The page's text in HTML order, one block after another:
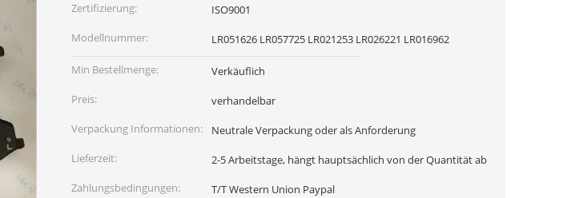
Zertifizierung:
ISO9001
Modellnummer:
LR051626 LR057725 LR021253 LR026221 LR016962
Min Bestellmenge:
Verkäuflich
Preis:
verhandelbar
Verpackung Informationen:
Neutrale Verpackung oder als Anforderung
Lieferzeit:
2-5 Arbeitstage, hängt hauptsächlich von der Quantität ab
Zahlungsbedingungen:
T/T Western Union Paypal